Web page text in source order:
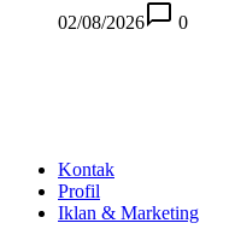
02/08/2026
0
Kontak
Profil
Iklan & Marketing